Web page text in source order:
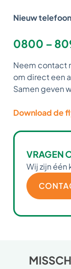
Nieuw
0800 –
Neem contact
om direct een
Samen geven
Download de
VRAGEN
Wij zijn één